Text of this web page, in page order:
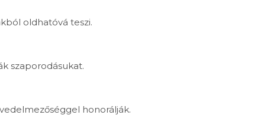
oldhatóvá teszi.
szaporodásukat.
honorálják.